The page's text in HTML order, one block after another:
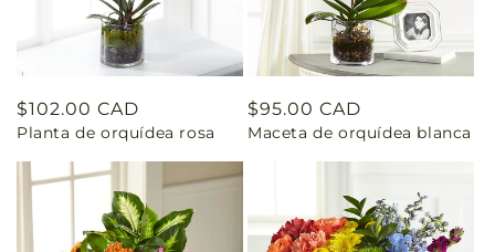
Precio
habitual
$102.00 CAD
Planta de orquídea rosa
Precio
habitual
$95.00 CAD
Maceta de orquídea blanca